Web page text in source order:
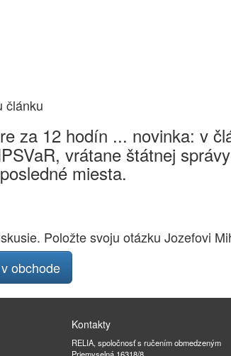
článku
za 12 hodín ... novinka: v
vrátane štátnej
miesta.
Položte svoju otázku Jozefovi
obchode
Kontakty
RELIA, spoločnosť s ručením obmedzeným